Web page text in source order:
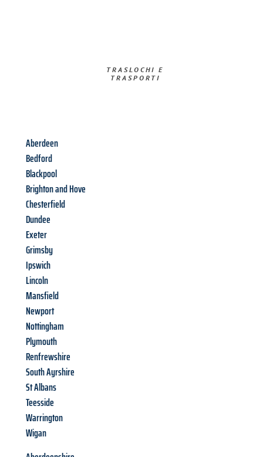
TRASLOCHI E
TRASPORTI​
Aberdeen
Bedford
Blackpool
Brighton and Hove
Chesterfield
Dundee
Exeter
Grimsby
Ipswich
Lincoln
Mansfield
Newport
Nottingham
Plymouth
Renfrewshire
South Ayrshire
St Albans
Teesside
Warrington
Wigan